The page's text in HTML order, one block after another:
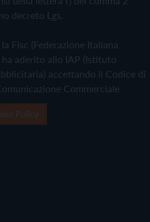
decreto Lgs.
Fisc (Federazione Italiana
aderito allo IAP (Istituto
accettando il Codice di
Commerciale